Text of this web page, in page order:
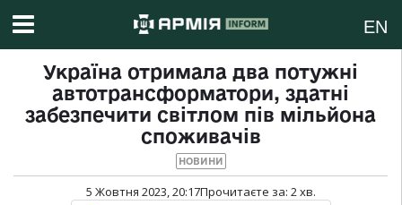
EN
Україна отримала два потужні
автотрансформатори, здатні
забезпечити світлом пів мільйона
споживачів
НОВИНИ
5 Жовтня 2023, 20:17Прочитаєте за: 2хв.